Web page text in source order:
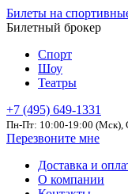
Билеты на
Билетный брокер
Спорт
Шоу
Театры
+7 (495) 649-1331
Пн-Пт: 10:00-19:00 (Мск),
Перезвоните мне
Доставка и
О компании